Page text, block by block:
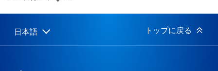
日:
Select
Current
日本語 トップに戻る